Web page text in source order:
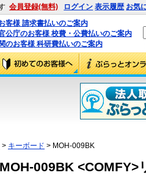
会員登録(無料) ログイン 表示履歴 お気
客様 請求書払いのご案内
公庁のお客様 校費・公費払いのご案内
のお客様 科研費払いのご案内
> キーボード > MOH-009BK
009BK